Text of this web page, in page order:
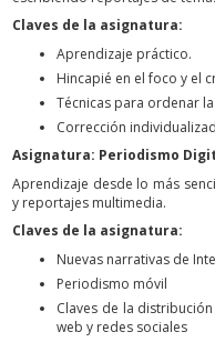
Claves de la asignatura:
Aprendizaje práctico.
Hincapié en el foco y el
Técnicas para ordenar
Corrección
Asignatura: Periodismo
Aprendizaje desde lo más
y reportajes multimedia.
Claves de la asignatura:
Nuevas narrativas de
Periodismo móvil
Claves de la
web y redes sociales